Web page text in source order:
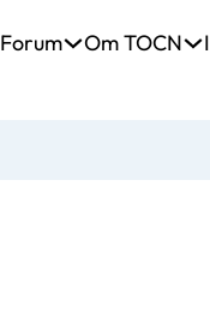
Forum Om TOCN